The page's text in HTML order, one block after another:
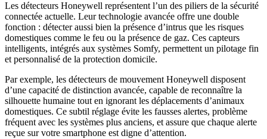
Les détecteurs Honeywell représentent l’un des piliers de la sécurité
connectée actuelle. Leur technologie avancée offre une double
fonction : détecter aussi bien la présence d’intrus que les risques
domestiques comme le feu ou la présence de gaz. Ces capteurs
intelligents, intégrés aux systèmes Somfy, permettent un pilotage fin
et personnalisé de la protection domicile.
Par exemple, les détecteurs de mouvement Honeywell disposent
d’une capacité de distinction avancée, capable de reconnaître la
silhouette humaine tout en ignorant les déplacements d’animaux
domestiques. Ce subtil réglage évite les fausses alertes, problème
fréquent avec les systèmes plus anciens, et assure que chaque alerte
reçue sur votre smartphone est digne d’attention.